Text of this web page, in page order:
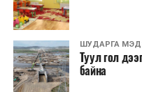
дуудлага тутамд 75
нэгжийг 375 мянга
боломжтой. Харин
эсвэл тухайн
харилцаатай бөгөөд
ШУДАРГА
Туул гол
байна